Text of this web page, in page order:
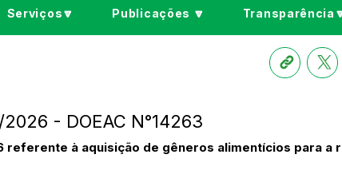
Serviços🔽 Publicações 🔽
- DOEAC N°14263
referente à aquisição de gêneros alimentícios para a